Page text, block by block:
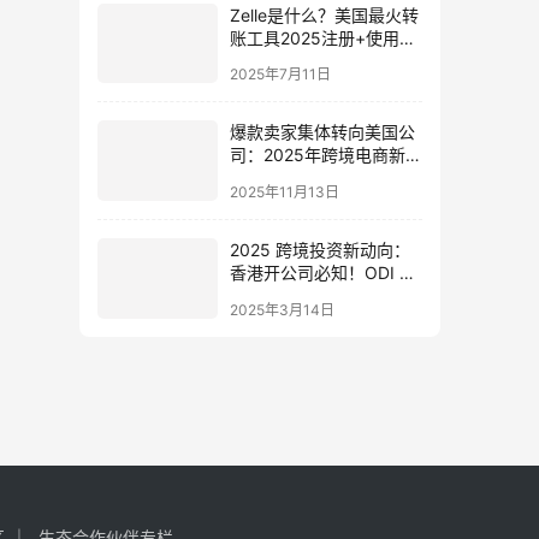
Zelle是什么？美国最火转
账工具2025注册+使用攻
2025年7月11日
爆款卖家集体转向美国公
司：2025年跨境电商新红
2025年11月13日
2025 跨境投资新动向：
香港开公司必知！ODI 备
审？
2025年3月14日